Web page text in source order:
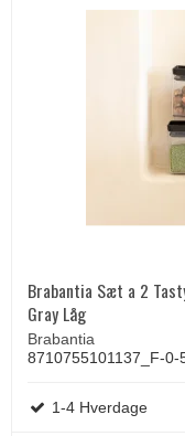
Brabantia Sæt a 2
Gray Låg
Brabantia
8710755101137_F-0-
1-4 Hverdage